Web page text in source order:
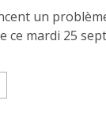
un
ce mardi 25